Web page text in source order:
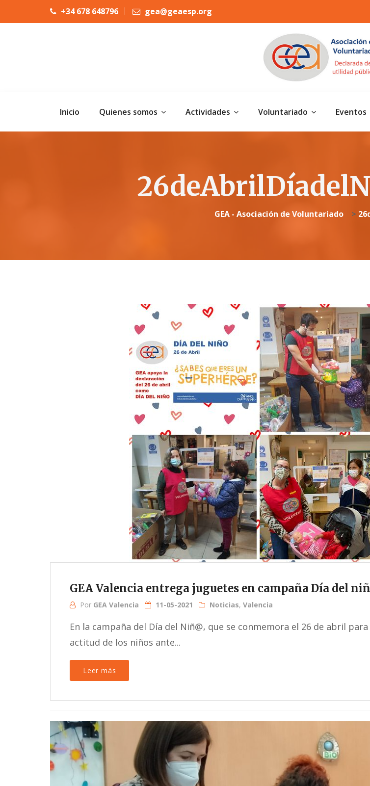
+34 678 648796 gea@geaesp.org
Inicio Quienes somos Actividades Voluntariado Eventos
GEA - Asociación de Voluntariado >
GEA Valencia entrega juguetes en campaña Día del
Por GEA Valencia 11-05-2021 Noticias, Valencia
En la campaña del Día del Niñ@, que se conmemora el 26 de abril
actitud de los niños ante...
Leer más